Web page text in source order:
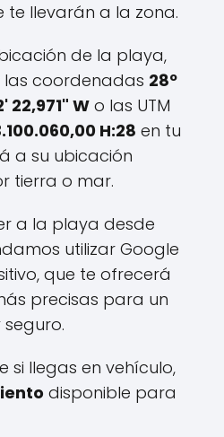
te llevarán a la zona.
de la playa,
las coordenadas 28º
22,971" W o las UTM
H:28 en tu
a su ubicación
tierra o mar.
a la playa desde
utilizar Google
que te ofrecerá
precisas para un
si llegas en vehículo,
disponible para